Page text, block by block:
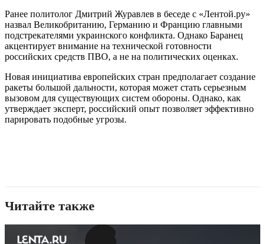
Ранее политолог Дмитрий Журавлев в беседе с «Лентой.ру»
назвал Великобританию, Германию и Францию главными
подстрекателями украинского конфликта. Однако Баранец
акцентирует внимание на технической готовности
российских средств ПВО, а не на политических оценках.
Новая инициатива европейских стран предполагает создание
ракеты большой дальности, которая может стать серьезным
вызовом для существующих систем обороны. Однако, как
утверждает эксперт, российский опыт позволяет эффективно
парировать подобные угрозы.
Читайте также